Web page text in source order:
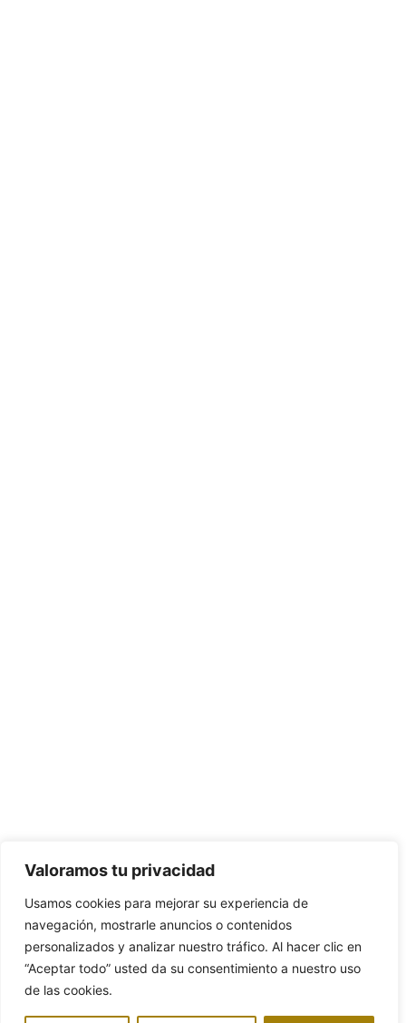
Valoramos tu privacidad
Usamos cookies para mejorar su experiencia de
navegación, mostrarle anuncios o contenidos
personalizados y analizar nuestro tráfico. Al hacer clic en
“Aceptar todo” usted da su consentimiento a nuestro uso
de las cookies.